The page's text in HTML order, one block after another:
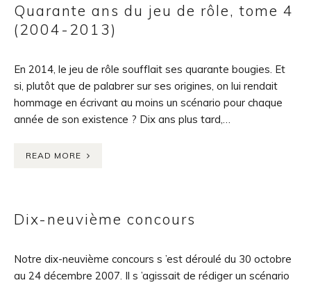
Quarante ans du jeu de rôle, tome 4
(2004-2013)
En 2014, le jeu de rôle soufflait ses quarante bougies. Et
si, plutôt que de palabrer sur ses origines, on lui rendait
hommage en écrivant au moins un scénario pour chaque
année de son existence ? Dix ans plus tard,…
READ MORE
Dix-neuvième concours
Notre dix-neuvième concours s ’est déroulé du 30 octobre
au 24 décembre 2007. Il s ’agissait de rédiger un scénario